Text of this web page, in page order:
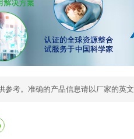
考。准确的产品信息请以厂家的英